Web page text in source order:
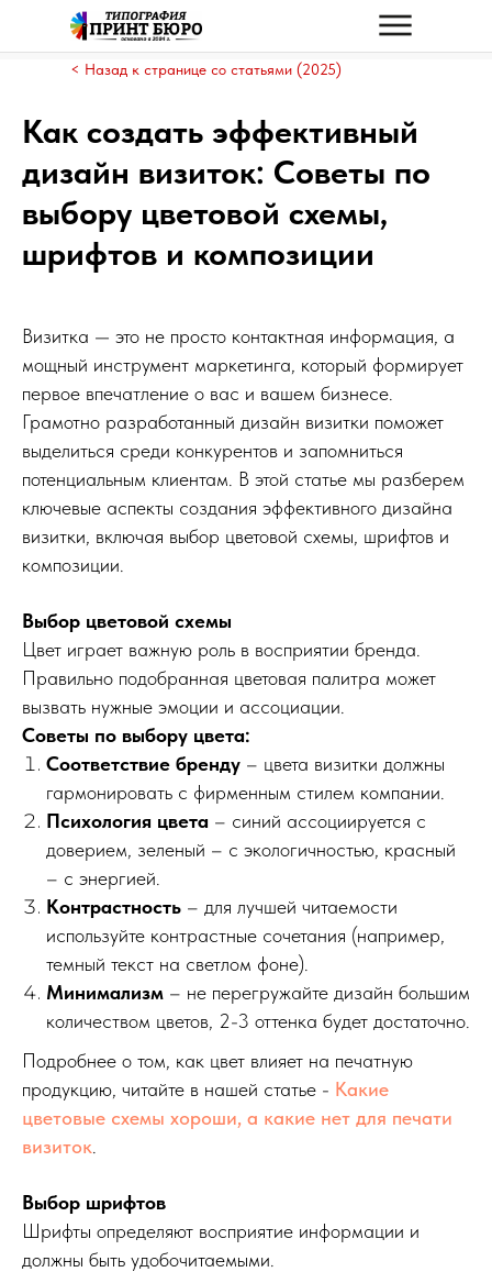
< Назад к странице со статьями (2025)
Как создать эффективный
дизайн визиток: Советы по
выбору цветовой схемы,
шрифтов и композиции
Визитка — это не просто контактная информация, а
мощный инструмент маркетинга, который формирует
первое впечатление о вас и вашем бизнесе.
Грамотно разработанный дизайн визитки поможет
выделиться среди конкурентов и запомниться
потенциальным клиентам. В этой статье мы разберем
ключевые аспекты создания эффективного дизайна
визитки, включая выбор цветовой схемы, шрифтов и
композиции.
Выбор цветовой схемы
Цвет играет важную роль в восприятии бренда.
Правильно подобранная цветовая палитра может
вызвать нужные эмоции и ассоциации.
Советы по выбору цвета:
Соответствие бренду – цвета визитки должны
гармонировать с фирменным стилем компании.
Психология цвета – синий ассоциируется с
доверием, зеленый – с экологичностью, красный
– с энергией.
Контрастность – для лучшей читаемости
используйте контрастные сочетания (например,
темный текст на светлом фоне).
Минимализм – не перегружайте дизайн большим
количеством цветов, 2-3 оттенка будет достаточно.
Подробнее о том, как цвет влияет на печатную
продукцию, читайте в нашей статье - Какие
цветовые схемы хороши, а какие нет для печати
визиток
Выбор шрифтов
Шрифты определяют восприятие информации и
должны быть удобочитаемыми.